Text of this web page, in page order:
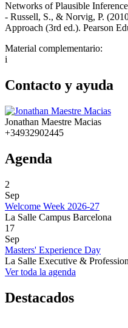
Networks of Plausible
- Russell, S., & Norvig, P.
Approach (3rd ed.). Pearson
Material complementario:
i
Contacto y ayuda
Jonathan Maestre Macias
+34932902445
Agenda
2
Sep
Welcome Week 2026-27
La Salle Campus Barcelona
17
Sep
Masters' Experience Day
La Salle Executive &
Ver toda la agenda
Destacados